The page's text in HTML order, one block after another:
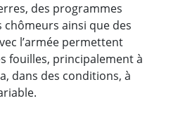
des programmes
chômeurs ainsi que des
l’armée permettent
fouilles, principalement à
dans des conditions, à